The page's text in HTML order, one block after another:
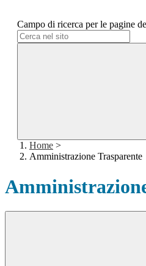
Campo di ricerca per le pagine
Home >
Amministrazione Trasparente